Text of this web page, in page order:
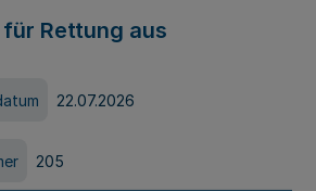
Rettung aus
22.07.2026
205